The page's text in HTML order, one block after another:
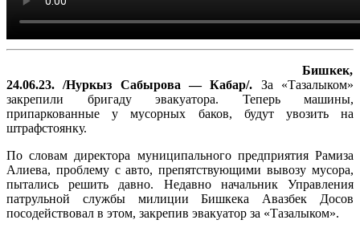
Бишкек,
24.06.23. /Нуркыз Сабырова — Кабар/. За «Тазалыком»
закрепили бригаду эвакуатора. Теперь машины,
припаркованные у мусорных баков, будут увозить на
штрафстоянку.
По словам директора муниципального предприятия Рамиза
Алиева, проблему с авто, препятствующими вывозу мусора,
пытались решить давно. Недавно начальник Управления
патрульной службы милиции Бишкека Авазбек Досов
посодействовал в этом, закрепив эвакуатор за «Тазалыком».